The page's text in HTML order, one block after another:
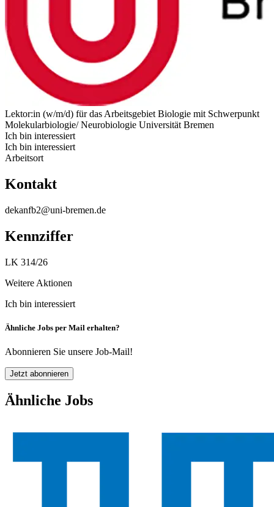
Lektor:in (w/m/d) für das Arbeitsgebiet Biologie mit Schwerpunkt
Molekularbiologie/ Neurobiologie Universität Bremen
Ich bin interessiert
Ich bin interessiert
Arbeitsort
Kontakt
dekanfb2@uni-bremen.de
Kennziffer
LK 314/26
Weitere Aktionen
Ich bin interessiert
Ähnliche Jobs per Mail erhalten?
Abonnieren Sie unsere Job-Mail!
Jetzt abonnieren
Ähnliche Jobs